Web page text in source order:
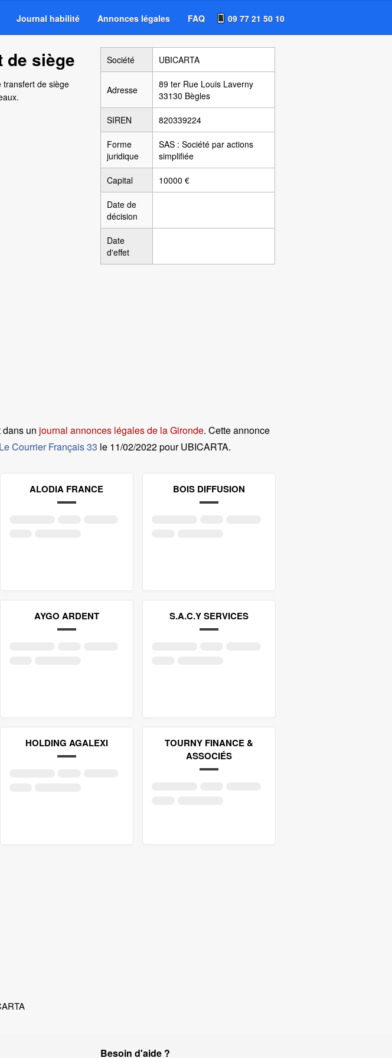
Journal habilité Annonces légales FAQ 09 77 21 50 10
de siège
transfert de siège
Société UBICARTA
Adresse
89 ter Rue Louis Laverny
33130 Bègles
SIREN 820339224
Forme
juridique
SAS : Société par actions
simplifiée
Capital 10000 €
Date de
décision
Date
d'effet
un journal annonces légales de la Gironde. Cette annonce
Le Courrier Français 33 le 11/02/2022 pour UBICARTA.
ALODIA FRANCE BOIS DIFFUSION
AYGO ARDENT S.A.C.Y SERVICES
HOLDING AGALEXI
TOURNY FINANCE &
ASSOCIÉS
Besoin d'aide ?